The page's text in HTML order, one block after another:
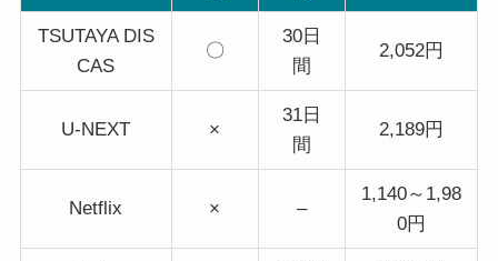
TSUTAYA DIS
CAS
〇
30日
間
2,052円
U-NEXT ×
31日
間
2,189円
Netflix × –
1,140～1,98
0円